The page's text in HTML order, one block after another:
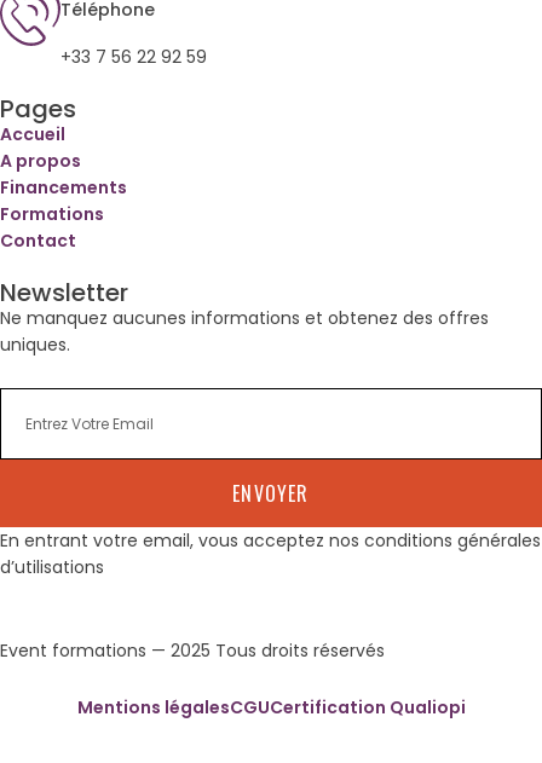
Téléphone
+33 7 56 22 92 59
Pages
Accueil
A propos
Financements
Formations
Contact
Newsletter
Ne manquez aucunes informations et obtenez des offres
uniques.
ENVOYER
En entrant votre email, vous acceptez nos conditions générales
d’utilisations
Event formations — 2025 Tous droits réservés
Mentions légalesCGUCertification Qualiopi